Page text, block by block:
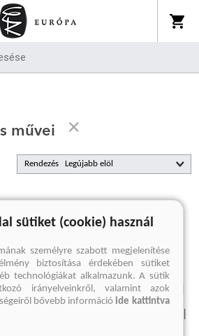
művei
Rendezés
nincs találat
Elállási felmondási nyilatkozat
sütiket (cookie) használ
személyre szabott megjelenítése
biztosítása érdekében sütiket
technológiákat alkalmazunk. A sütik
irányelveinkről, valamint azok
bővebb információide kattintva